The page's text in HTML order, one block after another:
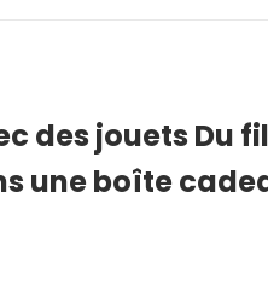
des jouets Du
une boîte